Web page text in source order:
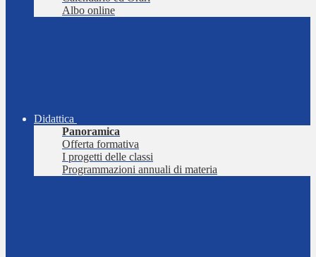
Albo online
Didattica
Panoramica
Offerta formativa
I progetti delle classi
Programmazioni annuali di materia